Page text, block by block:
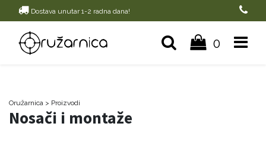
Dostava unutar 1-2 radna dana!
0
Oružarnica > Proizvodi
Nosači i montaže